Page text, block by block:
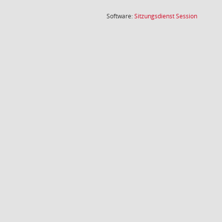
Software:SitzungsdienstSession(Wird in